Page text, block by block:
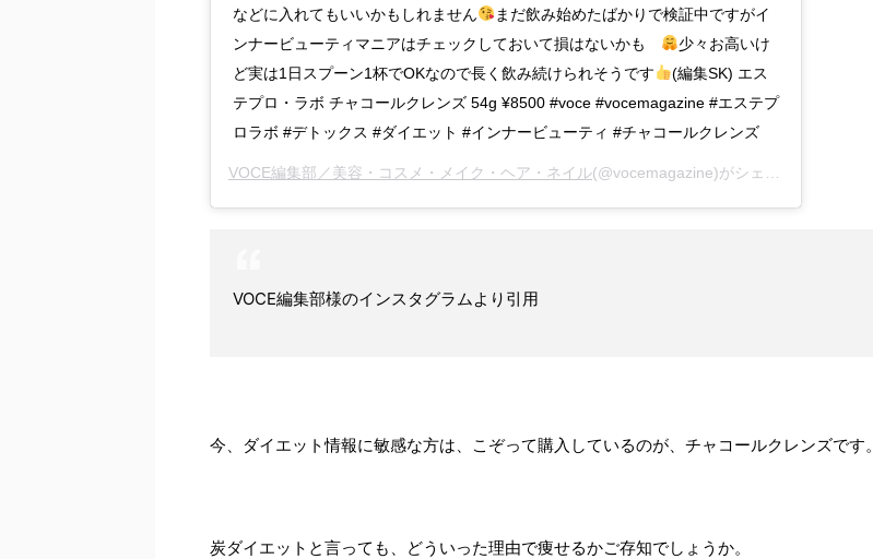
などに入れてもいいかもしれません
まだ飲み始めたばかりで検証中ですがイ
ンナービューティマニアはチェックしておいて損はないかも
少々お高いけ
ど実は1日スプーン1杯でOKなので長く飲み続けられそうです
(編集SK) エス
テプロ・ラボ チャコールクレンズ 54g ¥8500 #voce #vocemagazine #エステプ
ロラボ #デトックス #ダイエット #インナービューティ #チャコールクレンズ
VOCE編集部／美容・コスメ・メイク・ヘア・ネイル(@vocemagazine)がシェアした投稿 -
VOCE編集部様のインスタグラムより引用
今、ダイエット情報に敏感な方は、こぞって購入しているのが、チャコールクレンズです。
炭ダイエットと言っても、どういった理由で痩せるかご存知でしょうか。